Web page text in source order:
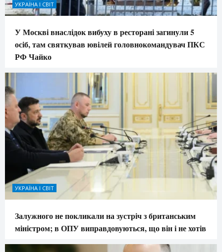
УКРАЇНА І СВІТ
У Москві внаслідок вибуху в ресторані загинули 5
осіб, там святкував ювілей головнокомандувач ПКС
РФ Чайко
УКРАЇНА І СВІТ
Залужного не покликали на зустріч з британським
міністром; в ОПУ виправдовуються, що він і не хотів